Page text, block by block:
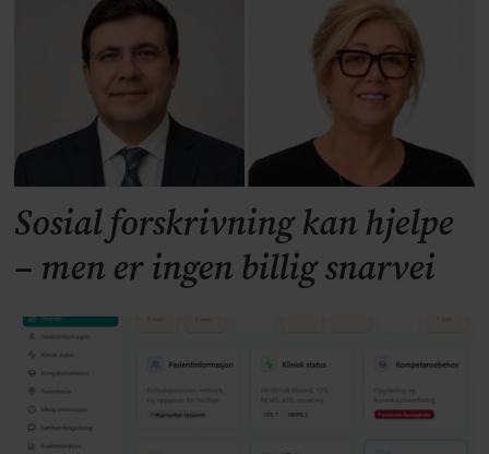
Sosial forskrivning kan hjelpe
– men er ingen billig snarvei